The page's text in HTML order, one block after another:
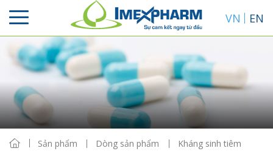
VN EN
Sản phẩm Dòng sản phẩm Kháng sinh tiêm
Sắp xếp
Hiển thị